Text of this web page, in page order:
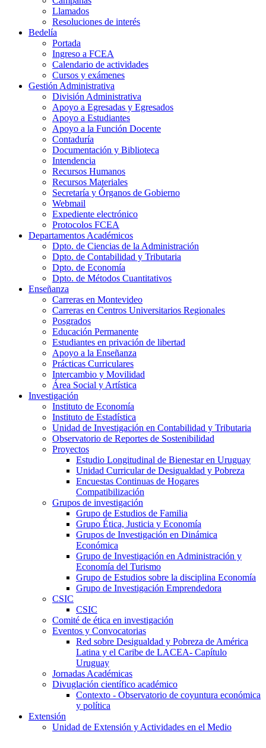
Llamados
Resoluciones de interés
Bedelía
Portada
Ingreso a FCEA
Calendario de actividades
Cursos y exámenes
Gestión Administrativa
División Administrativa
Apoyo a Egresadas y Egresados
Apoyo a Estudiantes
Apoyo a la Función Docente
Contaduría
Documentación y Biblioteca
Intendencia
Recursos Humanos
Recursos Materiales
Secretaría y Órganos de Gobierno
Webmail
Expediente electrónico
Protocolos FCEA
Departamentos Académicos
Dpto. de Ciencias de la Administración
Dpto. de Contabilidad y Tributaria
Dpto. de Economía
Dpto. de Métodos Cuantitativos
Enseñanza
Carreras en Montevideo
Carreras en Centros Universitarios Regionales
Posgrados
Educación Permanente
Estudiantes en privación de libertad
Apoyo a la Enseñanza
Prácticas Curriculares
Intercambio y Movilidad
Área Social y Artística
Investigación
Instituto de Economía
Instituto de Estadística
Unidad de Investigación en Contabilidad y Tributaria
Observatorio de Reportes de Sostenibilidad
Proyectos
Estudio Longitudinal de Bienestar en Uruguay
Unidad Curricular de Desigualdad y Pobreza
Encuestas Continuas de Hogares
Compatibilización
Grupos de investigación
Grupo de Estudios de Familia
Grupo Ética, Justicia y Economía
Grupos de Investigación en Dinámica
Económica
Grupo de Investigación en Administración y
Economía del Turismo
Grupo de Estudios sobre la disciplina Economía
Grupo de Investigación Emprendedora
CSIC
CSIC
Comité de ética en investigación
Eventos y Convocatorias
Red sobre Desigualdad y Pobreza de América
Latina y el Caribe de LACEA- Capítulo
Uruguay
Jornadas Académicas
Divuglación científico académico
Contexto - Observatorio de coyuntura económica
y política
Extensión
Unidad de Extensión y Actividades en el Medio